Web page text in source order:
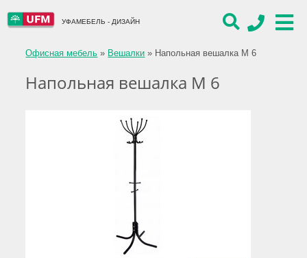
УФАМЕБЕЛЬ - ДИЗАЙН
Офисная мебель » Вешалки » Напольная вешалка М 6
Напольная вешалка М 6